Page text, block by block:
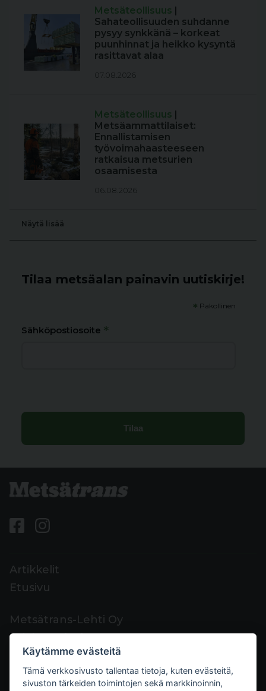
Metsäteollisuus |
Sahateollisuuden suhdanne
pysyy synkkänä – korkeat
puunhinnat ja heikko kysyntä
rasittavat alaa
07.08.2026
Metsäteollisuus |
Metsäammattilaiset:
Ennallistamisen
työvoimahaasteeseen
ratkaisua metsurien
osaamisesta
06.08.2026
Näytä lisää
Tilaa metsäalan painavin uutiskirje!
* Pakollinen
Sähköpostiosoite *
Artikkelit
Etusivu
Metsätrans-Lehti Oy
Asiakaspalvelu
Yhteystiedot
Palaute
Käytämme evästeitä
Tämä verkkosivusto tallentaa tietoja, kuten evästeitä,
sivuston tärkeiden toimintojen sekä markkinoinnin,